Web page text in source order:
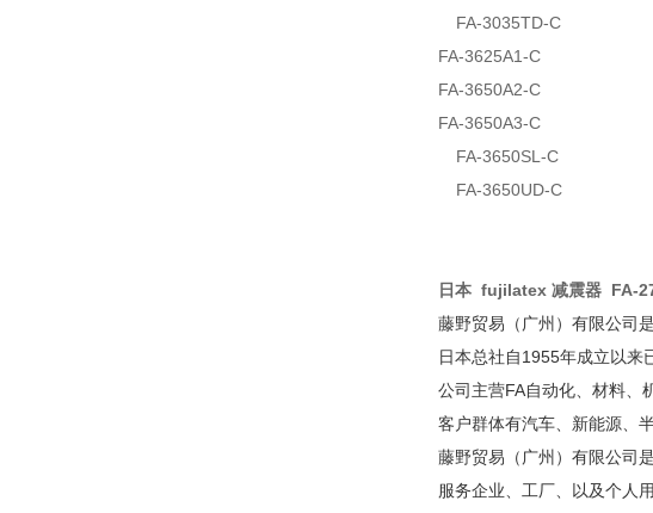
FA-3035TD-C
FA-3625A1-C
FA-3650A2-C
FA-3650A3-C
FA-3650SL-C
FA-3650UD-C
日本 fujilatex 减震器 FA-
藤野贸易（广州）有限公司
日本总社自1955年成立以来
公司主营FA自动化、材料、
客户群体有汽车、新能源、
藤野贸易（广州）有限公司
服务企业、工厂、以及个人